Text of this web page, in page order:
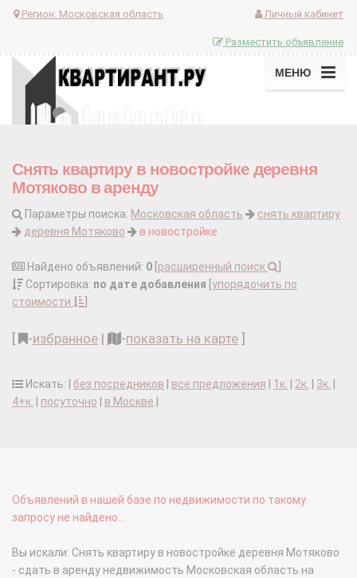
Регион: Московская область Личный кабинет
Разместить объявление
МЕНЮ
Снять квартиру в новостройке деревня
Мотяково в аренду
Параметры поиска: Московская область
снять квартиру
деревня Мотяково
в новостройке
Найдено объявлений: 0 расширенный поиск
Сортировка: по дате добавления упорядочить по
стоимости
-избранное | -показать на карте
Искать: | без посредников все предложения 1к. 2к. 3к.
4+к.
посуточно в Москве
Объявлений в нашей базе по недвижимости по такому
запросу не найдено...
Вы искали: Снять квартиру в новостройке деревня Мотяково
- сдать в аренду недвижимость Московская область на